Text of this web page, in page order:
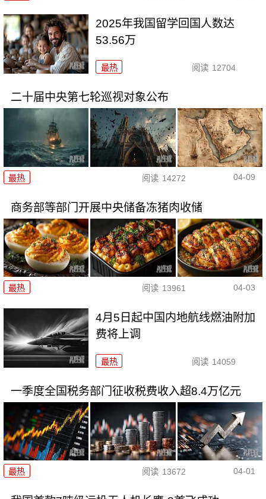
2025年我国留学回国人数达
53.56万
最热 阅读 12704
二十届中央第七轮巡视对象公布
最热 阅读 14272 04-09
商务部等部门开展中央储备冻猪肉收储
最热 阅读 13961 04-03
4月5日起中国内地航线燃油附加
费将上调
最热 阅读 14059
一季度全国税务部门征收税费收入超8.4万亿元
最热 阅读 13672 04-01